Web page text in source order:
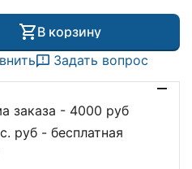
В корзину
Задать вопрос
заказа - 4000 руб
руб - бесплатная